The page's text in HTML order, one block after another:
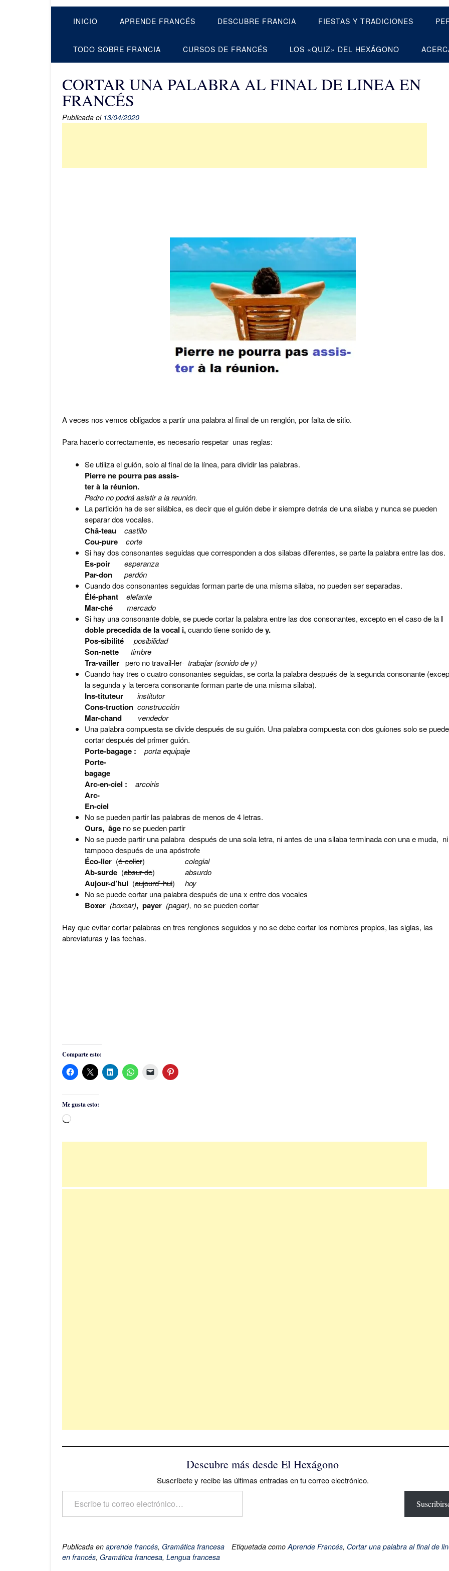
INICIO APRENDE FRANCÉS DESCUBRE FRANCIA FIESTAS Y TRADICIONES
TODO SOBRE FRANCIA CURSOS DE FRANCÉS LOS «QUIZ» DEL HEXÁGONO
CORTAR UNA PALABRA AL FINAL DE LINEA EN
FRANCÉS
Publicada el 13/04/2020
A veces nos vemos obligados a partir una palabra al final de un renglón, por falta de sitio.
Para hacerlo correctamente, es necesario respetar unas reglas:
Se utiliza el guión, solo al final de la línea, para dividir las palabras.
Pierre ne pourra pas assis-
ter à la réunion.
Pedro no podrá asistir a la reunión.
La partición ha de ser silábica, es decir que el guión debe ir siempre detrás de una silaba y nunca se pueden
separar dos vocales.
Châ-teau castillo
Cou-pure corte
Si hay dos consonantes seguidas que corresponden a dos silabas diferentes, se parte la palabra entre las dos.
Es-poir esperanza
Par-don perdón
Cuando dos consonantes seguidas forman parte de una misma silaba, no pueden ser separadas.
Élé-phant elefante
Mar-ché mercado
Si hay una consonante doble, se puede cortar la palabra entre las dos consonantes, excepto en el caso de la l
doble precedida de la vocal i,cuando tiene sonido dey.
Pos-sibilité posibilidad
Son-nette timbre
Tra-vailler pero notravail-ler trabajar (sonido de y)
Cuando hay tres o cuatro consonantes seguidas, se corta la palabra después de la segunda consonante
la segunda y la tercera consonante forman parte de una misma silaba).
Ins-tituteur institutor
Cons-truction construcción
Mar-chand vendedor
Una palabra compuesta se divide después de su guión. Una palabra compuesta con dos guiones solo se puede
cortar después del primer guión.
Porte-bagage : porta equipaje
Porte-
bagage
Arc-en-ciel : arcoiris
Arc-
En-ciel
No se pueden partir las palabras de menos de 4 letras.
Ours, âge no se pueden partir
No se puede partir una palabra después de una sola letra, ni antes de una silaba terminada con una e muda, ni
tampoco después de una apóstrofe
Éco-lier (é-colier) colegial
Ab-surde (absur-de) absurdo
Aujour-d’hui (aujourd’-hui) hoy
No se puede cortar una palabra después de una x entre dos vocales
Boxer (boxear), payer (pagar), no se pueden cortar
Hay que evitar cortar palabras en tres renglones seguidos y no se debe cortar los nombres propios, las siglas, las
abreviaturas y las fechas.
Comparte esto:
Me gusta esto:
Cargando...
Descubre más desde El Hexágono
Suscríbete y recibe las últimas entradas en tu correo electrónico.
Escribe tu correo electrónico…
Publicada en aprende francés, Gramática francesa Etiquetada como Aprende Francés, Cortar una palabra al final de
en francés, Gramática francesa, Lengua francesa